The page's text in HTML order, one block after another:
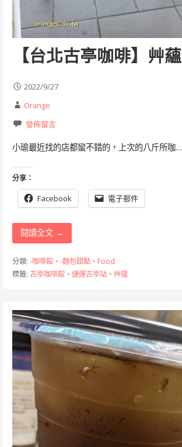
【台北古亭咖啡】艸蘊
2022/9/27
Orange
發佈留言
小瑜最近找的店都蠻不錯的，上次的八斤所咖…
分享：
Facebook 電子郵件
閱讀全文 →
分類: -咖啡館、 -麵包甜點、 Food
標籤: 古亭咖啡館、 捷運古亭站、 艸蘊